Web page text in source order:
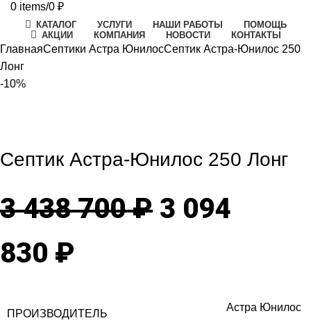
0 items/0 ₽
КАТАЛОГ УСЛУГИ НАШИ РАБОТЫ
ПОМОЩЬ
АКЦИИ
КОМПАНИЯ НОВОСТИ КОНТАКТЫ
ГлавнаяСептики Астра ЮнилосСептик Астра-Юнилос 250
Лонг
-10%
Септик Астра-Юнилос 250 Лонг
3 438 700₽
составляла
3 094
830 ₽
ПРОИЗВОДИТЕЛЬ
Астра Юнилос